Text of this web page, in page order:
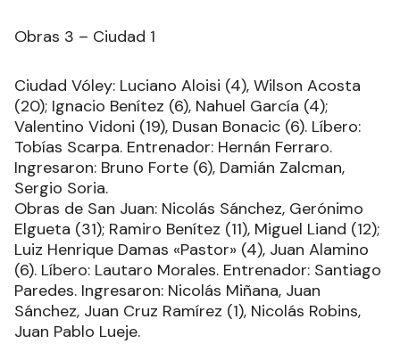
Obras 3 – Ciudad 1
Ciudad Vóley: Luciano Aloisi (4), Wilson Acosta
(20); Ignacio Benítez (6), Nahuel García (4);
Valentino Vidoni (19), Dusan Bonacic (6). Líbero:
Tobías Scarpa. Entrenador: Hernán Ferraro.
Ingresaron: Bruno Forte (6), Damián Zalcman,
Sergio Soria.
Obras de San Juan: Nicolás Sánchez, Gerónimo
Elgueta (31); Ramiro Benítez (11), Miguel Liand (12);
Luiz Henrique Damas «Pastor» (4), Juan Alamino
(6). Líbero: Lautaro Morales. Entrenador: Santiago
Paredes. Ingresaron: Nicolás Miñana, Juan
Sánchez, Juan Cruz Ramírez (1), Nicolás Robins,
Juan Pablo Lueje.